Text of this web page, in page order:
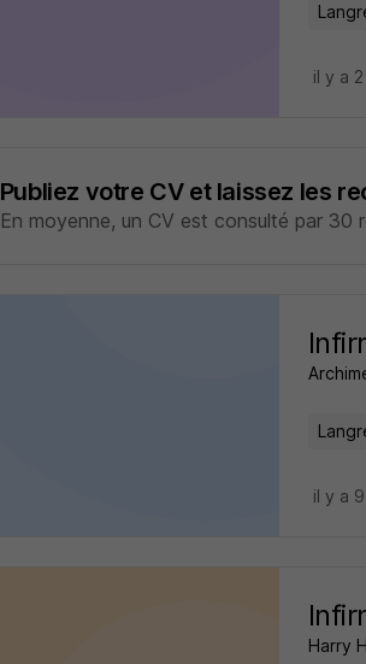
il y a
Publiez votre CV et laissez les
En moyenne, un CV est consulté par 30
il y a
Harry